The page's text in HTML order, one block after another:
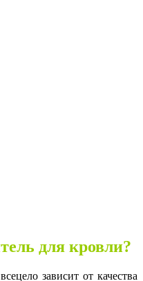
для кровли?
зависит от качества